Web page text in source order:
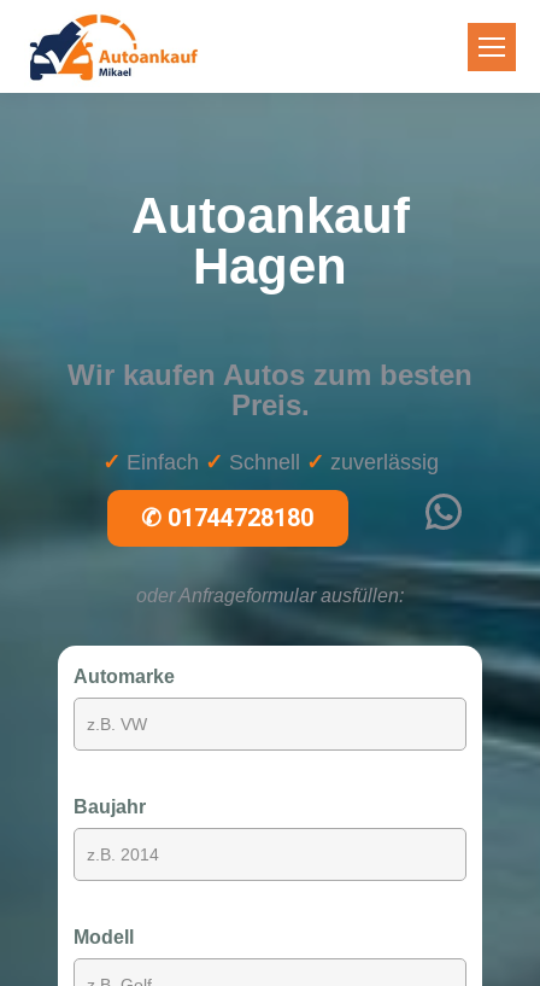
Autoankauf
Hagen
Wir kaufen Autos zum besten
Preis.
✓ Einfach ✓ Schnell ✓ zuverlässig
✆ 01744728180 WhatsApp
oder Anfrageformular ausfüllen:
Automarke
Baujahr
Modell